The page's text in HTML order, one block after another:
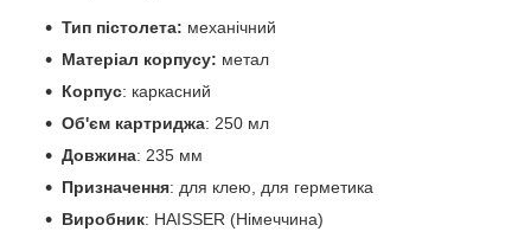
Тип пістолета: механічний
Матеріал корпусу: метал
Корпус: каркасний
Об'єм картриджа: 250 мл
Довжина: 235 мм
Призначення: для клею, для герметика
Виробник: HAISSER (Німеччина)